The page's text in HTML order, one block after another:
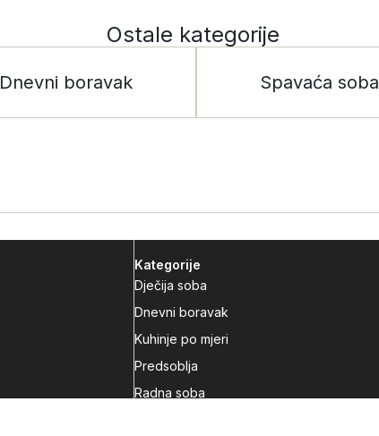
Ostale kategorije
Dnevni boravak Spavaća soba
Kategorije
Dječija soba
Dnevni boravak
Kuhinje po mjeri
Predsoblja
Radna soba